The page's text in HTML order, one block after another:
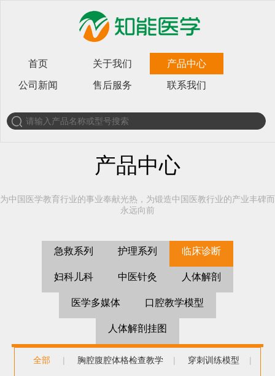
首页 关于我们 产品中心
公司新闻 售后服务 联系我们
产品中心
为中国医学教育行业的事业奉献光热，为锻造中国医教行业的产业丰碑而
永远向前
急救系列 护理系列 临床诊断
妇科儿科 中医针灸 人体解剖
医学多媒体 口腔教学模型
人体解剖挂图
全部 | 胸腔腹腔体格检查教学 | 穿刺训练模型 |